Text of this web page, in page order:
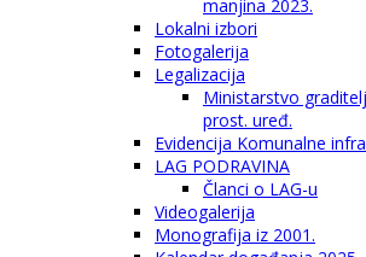
manjina 2023.
Lokalni izbori
Fotogalerija
Legalizacija
Ministarstvo
prost. uređ.
Evidencija Komunalne
LAG PODRAVINA
Članci o LAG-u
Videogalerija
Monografija iz 2001.